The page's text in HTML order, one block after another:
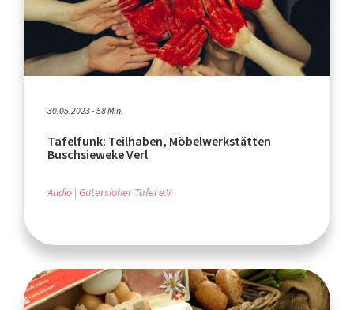
30.05.2023 - 58 Min.
Tafelfunk: Teilhaben, Möbelwerkstätten
Buschsieweke Verl
Audio Gütersloher Tafel e.V.